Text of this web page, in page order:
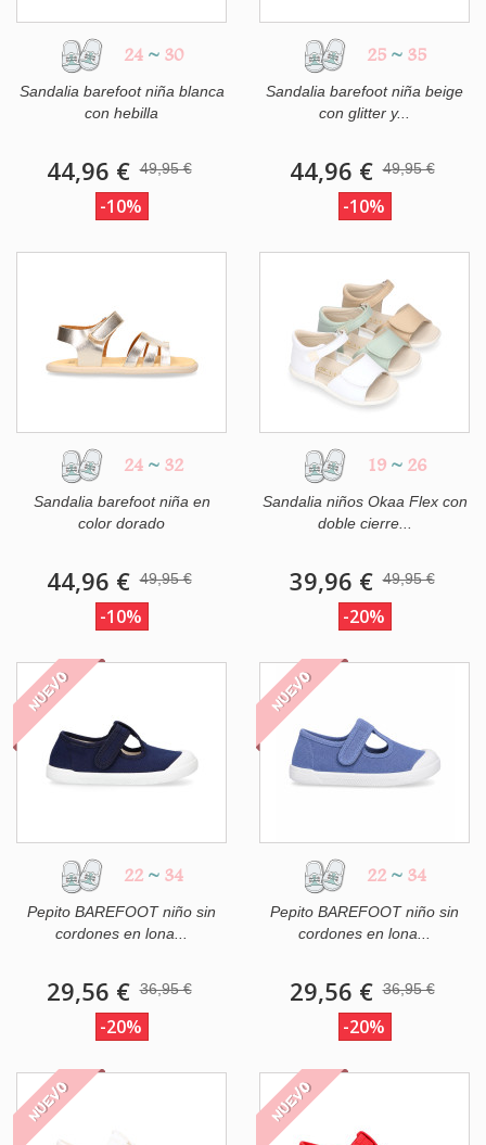
24 ~ 30
Sandalia barefoot niña blanca
con hebilla
44,96 € 49,95 €
-10%
25 ~ 35
Sandalia barefoot niña beige
con glitter y...
44,96 € 49,95 €
-10%
24 ~ 32
Sandalia barefoot niña en
color dorado
44,96 € 49,95 €
-10%
19 ~ 26
Sandalia niños Okaa Flex con
doble cierre...
39,96 € 49,95 €
-20%
NUEVO
22 ~ 34
Pepito BAREFOOT niño sin
cordones en lona...
29,56 € 36,95 €
-20%
NUEVO
22 ~ 34
Pepito BAREFOOT niño sin
cordones en lona...
29,56 € 36,95 €
-20%
NUEVO NUEVO